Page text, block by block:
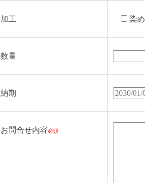
加工 染め
数量
納期
お問合せ内容必須